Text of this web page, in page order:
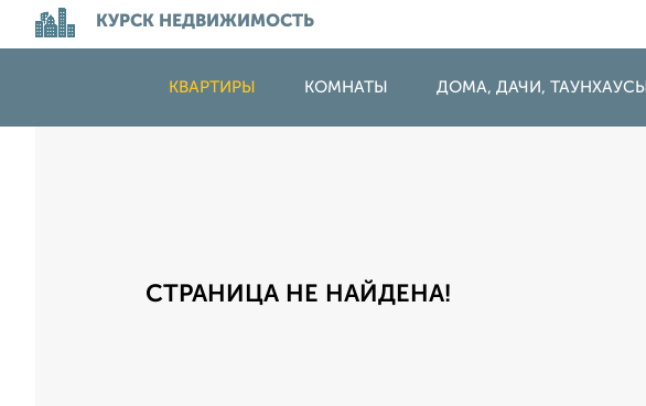
КУРСК НЕДВИЖИМОСТЬ
КВАРТИРЫ КОМНАТЫ ДОМА, ДАЧИ, ТАУНХАУСЫ
СТРАНИЦА НЕ НАЙДЕНА!